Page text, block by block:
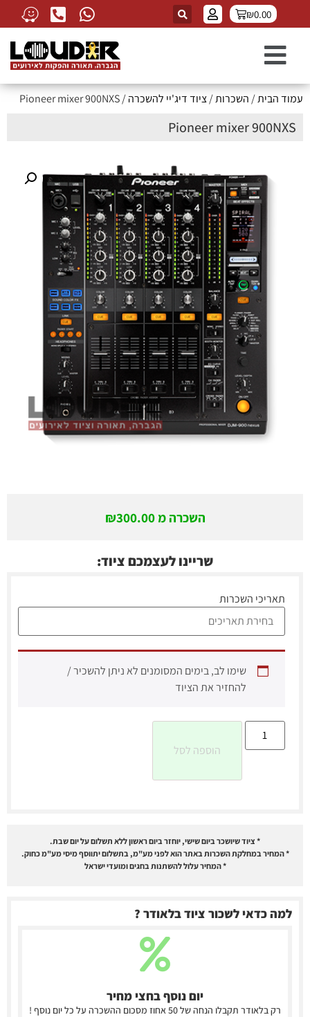
₪0.00
עמוד הבית/ השכרות/ציוד דיג'יי להשכרה/ Pioneer mixer 900NXS
Pioneer mixer 900NXS
השכרה מ ₪300.00
שריינו לעצמכם ציוד:
תאריכי השכרות
שימו לב, בימים המסומנים לא ניתן להשכיר /
להחזיר את הציוד
הוספה לסל
* ציוד שיושכר ביום שישי, יוחזר ביום ראשון ללא תשלום על יום שבת.
* המחיר במחלקת השכרות באתר הוא לפני מע"מ, בתשלום יתווסף מיסי מע"מ כחוק.
* המחיר עלול להשתנות בחגים ומועדי ישראל
למה כדאי לשכור ציוד בלאודר ?
יום נוסף בחצי מחיר
רק בלאודר תקבלו הנחה של 50 אחוז מסכום ההשכרה על כל יום נוסף !